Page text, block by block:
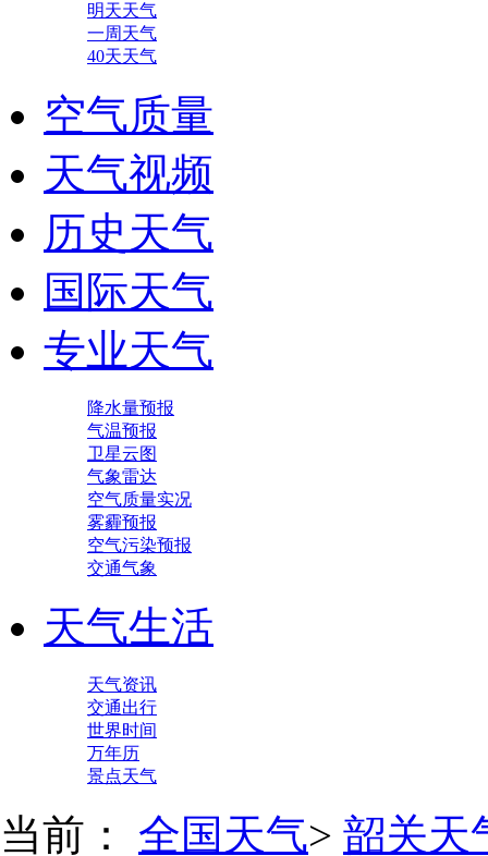
明天天气
一周天气
40天天气
空气质量
天气视频
历史天气
国际天气
专业天气
降水量预报
气温预报
卫星云图
气象雷达
空气质量实况
雾霾预报
空气污染预报
交通气象
天气生活
天气资讯
交通出行
世界时间
万年历
景点天气
当前： 全国天气> 韶关天